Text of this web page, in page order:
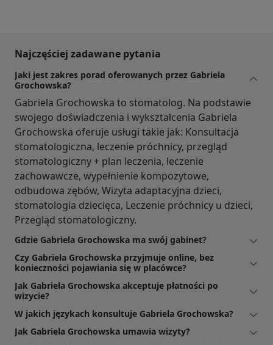
Najczęściej zadawane pytania
Jaki jest zakres porad oferowanych przez Gabriela
Grochowska?
Gabriela Grochowska to stomatolog. Na podstawie
swojego doświadczenia i wykształcenia Gabriela
Grochowska oferuje usługi takie jak: Konsultacja
stomatologiczna, leczenie próchnicy, przegląd
stomatologiczny + plan leczenia, leczenie
zachowawcze, wypełnienie kompozytowe,
odbudowa zębów, Wizyta adaptacyjna dzieci,
stomatologia dziecięca, Leczenie próchnicy u dzieci,
Przegląd stomatologiczny.
Gdzie Gabriela Grochowska ma swój gabinet?
Czy Gabriela Grochowska przyjmuje online, bez
konieczności pojawiania się w placówce?
Jak Gabriela Grochowska akceptuje płatności po
wizycie?
W jakich językach konsultuje Gabriela Grochowska?
Jak Gabriela Grochowska umawia wizyty?